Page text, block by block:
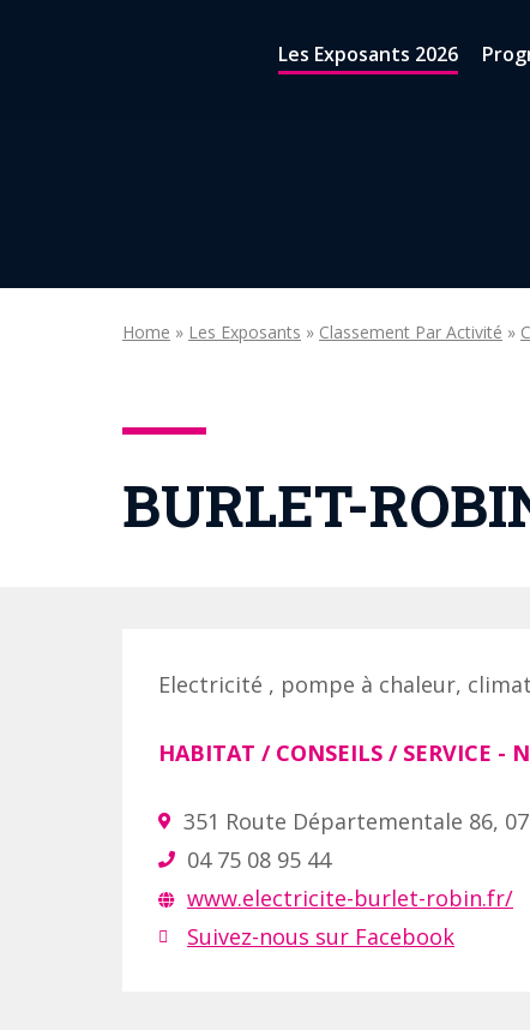
Les Exposants 2026
Home » Les Exposants » Classement Par Activité »
BURLET-
Electricité , pompe à chaleur,
HABITAT / CONSEILS / SERVICE -
351 Route Départementale 86,
04 75 08 95 44
www.electricite-burlet-robin.fr/
Suivez-nous sur Facebook